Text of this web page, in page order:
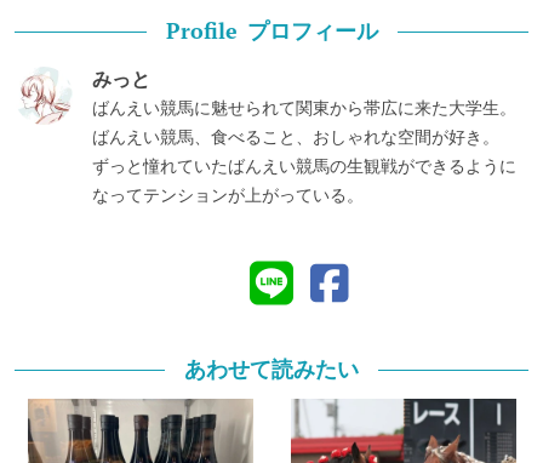
Profile プロフィール
みっと
ばんえい競馬に魅せられて関東から帯広に来た大学生。
ばんえい競馬、食べること、おしゃれな空間が好き。
ずっと憧れていたばんえい競馬の生観戦ができるように
なってテンションが上がっている。
あわせて読みたい